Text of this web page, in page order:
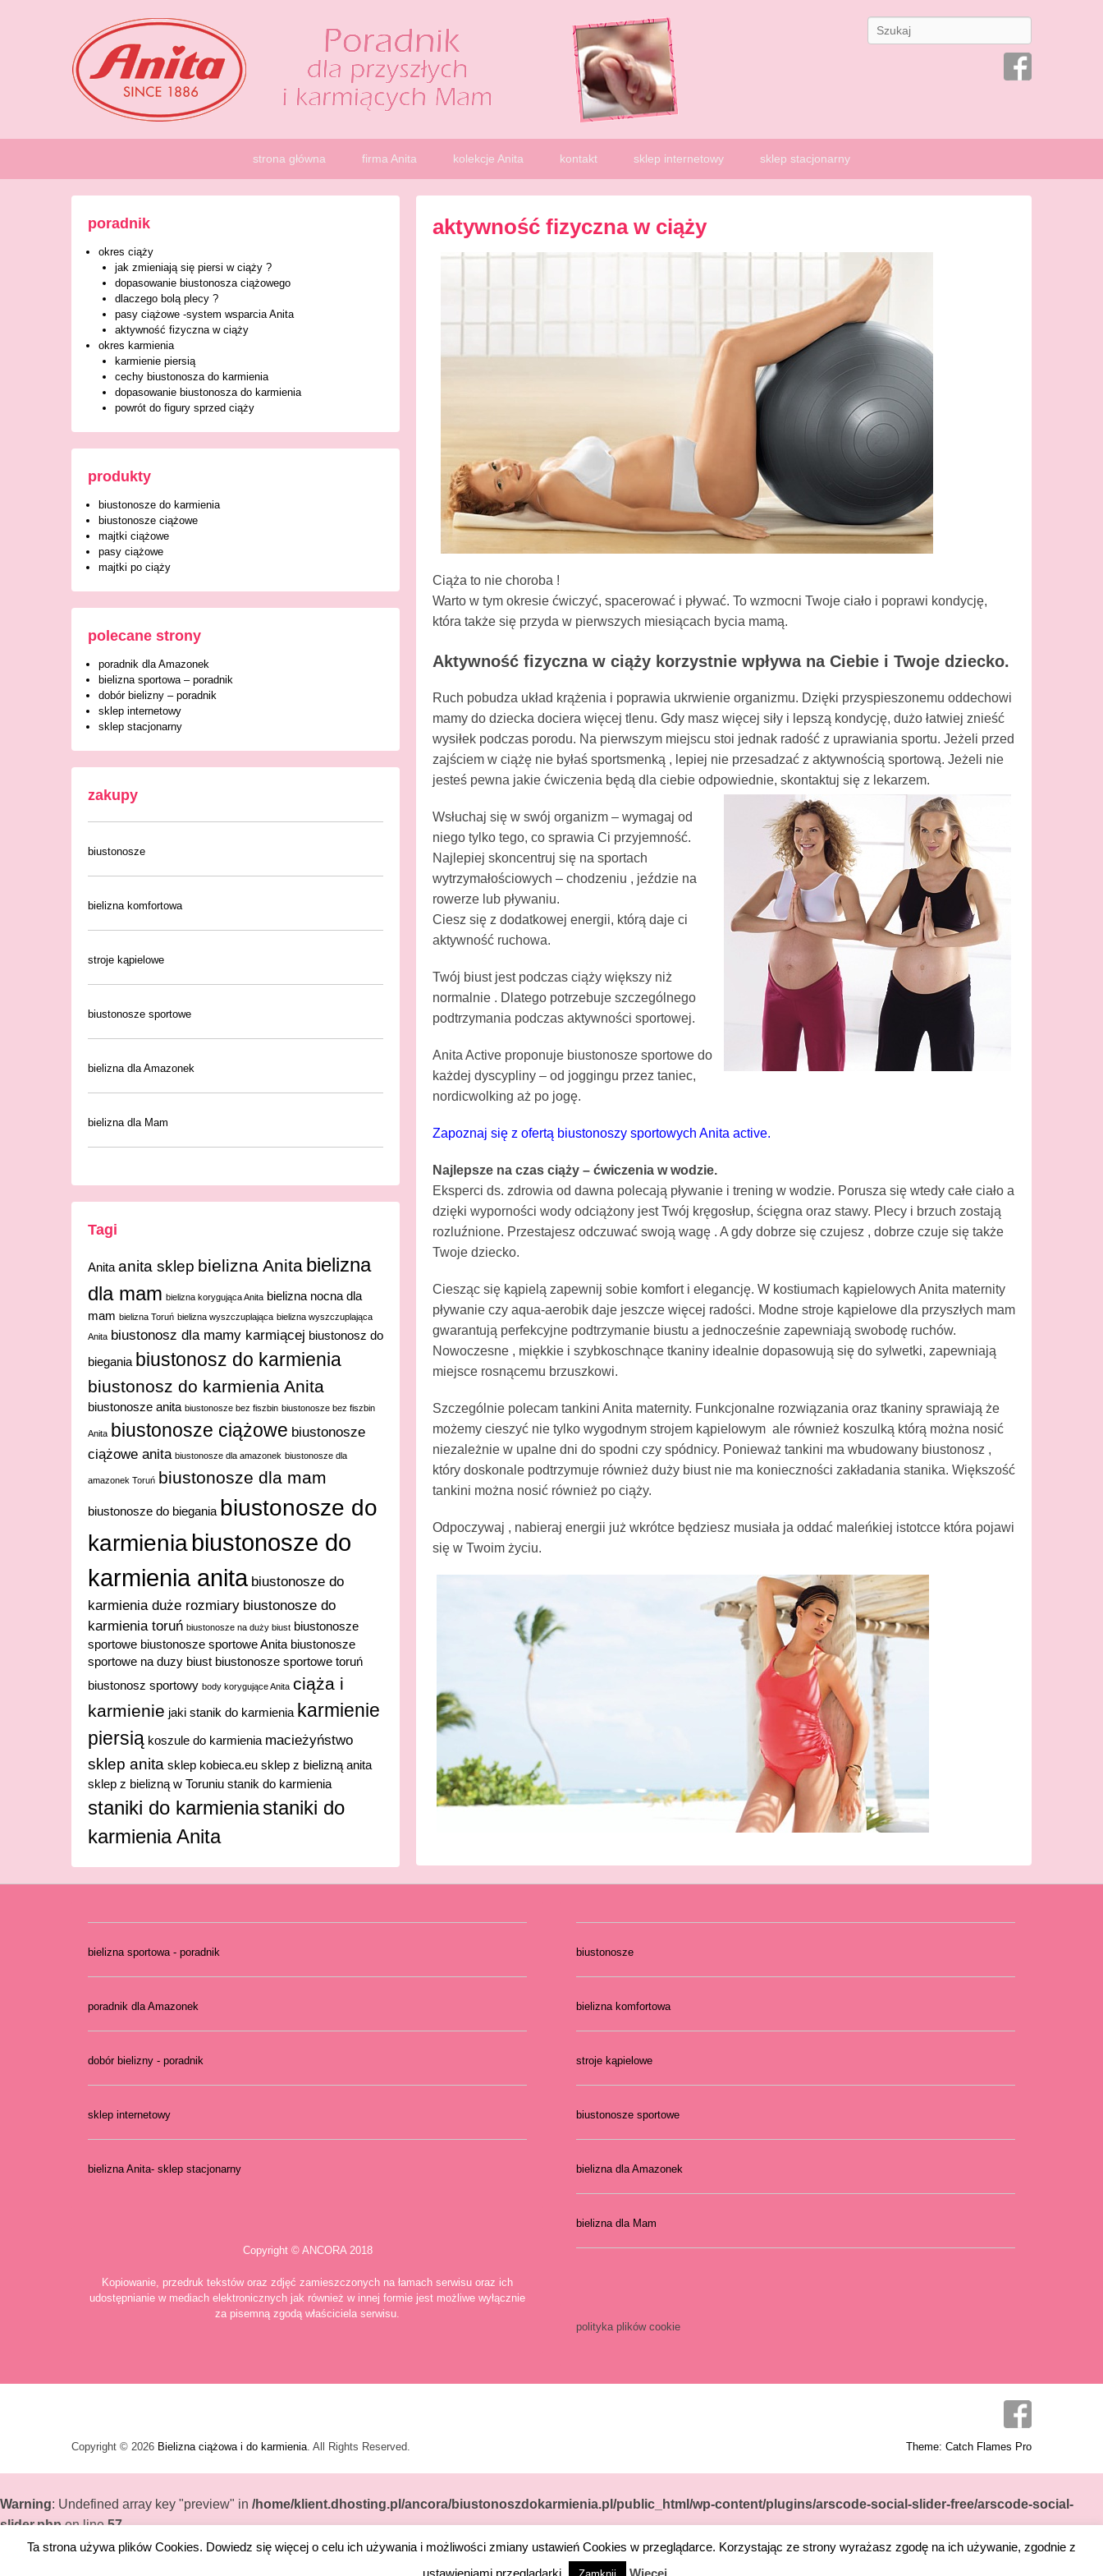
Bielizna ciążowa i do karmienia
Bielizna dla Mam
Search
strona główna firma Anita kolekcje Anita kontakt sklep internetowy sklep stacjonarny
aktywność fizyczna w ciąży
P
i
a
2
1
4
R
Ciąża to nie choroba !
Warto w tym okresie ćwiczyć, spacerować i pływać. To wzmocni Twoje ciało i poprawi kondycję,
która także się przyda w pierwszych miesiącach bycia mamą.
Aktywność fizyczna w ciąży korzystnie wpływa na Ciebie i Twoje dziecko.
Ruch pobudza układ krążenia i poprawia ukrwienie organizmu. Dzięki przyspieszonemu oddechowi
mamy do dziecka dociera więcej tlenu. Gdy masz więcej siły i lepszą kondycję, dużo łatwiej znieść
wysiłek podczas porodu. Na pierwszym miejscu stoi jednak radość z uprawiania sportu. Jeżeli przed
zajściem w ciążę nie byłaś sportsmenką , lepiej nie przesadzać z aktywnością sportową. Jeżeli nie
jesteś pewna jakie ćwiczenia będą dla ciebie odpowiednie, skontaktuj się z lekarzem.
Wsłuchaj się w swój organizm – wymagaj od
niego tylko tego, co sprawia Ci przyjemność.
Najlepiej skoncentruj się na sportach
wytrzymałościowych – chodzeniu , jeździe na
rowerze lub pływaniu.
Ciesz się z dodatkowej energii, którą daje ci
aktywność ruchowa.
Twój biust jest podczas ciąży większy niż
normalnie . Dlatego potrzebuje szczególnego
podtrzymania podczas aktywności sportowej.
Anita Active proponuje biustonosze sportowe do
każdej dyscypliny – od joggingu przez taniec,
nordicwolking aż po jogę.
Zapoznaj się z ofertą biustonoszy sportowych Anita active.
Najlepsze na czas ciąży – ćwiczenia w wodzie.
Eksperci ds. zdrowia od dawna polecają pływanie i trening w wodzie. Porusza się wtedy całe ciało a
dzięki wyporności wody odciążony jest Twój kręgosłup, ścięgna oraz stawy. Plecy i brzuch zostają
rozluźnione. Przestajesz odczuwać swoją wagę . A gdy dobrze się czujesz , dobrze czuje się także
Twoje dziecko.
Ciesząc się kąpielą zapewnij sobie komfort i elegancję. W kostiumach kąpielowych Anita maternity
pływanie czy aqua-aerobik daje jeszcze więcej radości. Modne stroje kąpielowe dla przyszłych mam
gwarantują perfekcyjne podtrzymanie biustu a jednocześnie zapewniają swobodę ruchów.
Nowoczesne , miękkie i szybkoschnące tkaniny idealnie dopasowują się do sylwetki, zapewniają
miejsce rosnącemu brzuszkowi.
Szczególnie polecam tankini Anita maternity. Funkcjonalne rozwiązania oraz tkaniny sprawiają że
możemy cieszyć nie tylko wygodnym strojem kąpielowym ale również koszulką którą można nosić
niezależnie w upalne dni do spodni czy spódnicy. Ponieważ tankini ma wbudowany biustonosz ,
który doskonale podtrzymuje również duży biust nie ma konieczności zakładania stanika. Większość
tankini można nosić również po ciąży.
Odpoczywaj , nabieraj energii już wkrótce będziesz musiała ja oddać maleńkiej istotcce która pojawi
się w Twoim życiu.
poradnik
okres ciąży
jak zmieniają się piersi w ciąży ?
dopasowanie biustonosza ciążowego
dlaczego bolą plecy ?
pasy ciążowe -system wsparcia Anita
aktywność fizyczna w ciąży
okres karmienia
karmienie piersią
cechy biustonosza do karmienia
dopasowanie biustonosza do karmienia
powrót do figury sprzed ciąży
produkty
biustonosze do karmienia
biustonosze ciążowe
majtki ciążowe
pasy ciążowe
majtki po ciąży
polecane strony
poradnik dla Amazonek
bielizna sportowa – poradnik
dobór bielizny – poradnik
sklep internetowy
sklep stacjonarny
zakupy
biustonosze
bielizna komfortowa
stroje kąpielowe
biustonosze sportowe
bielizna dla Amazonek
bielizna dla Mam
Tagi
Anita anita sklep bielizna Anita bielizna
dla mam bielizna korygująca Anita bielizna nocna dla
mam bielizna Toruń bielizna wyszczuplająca bielizna wyszczuplająca
Anita biustonosz dla mamy karmiącej biustonosz do
biegania biustonosz do karmienia
biustonosz do karmienia Anita
biustonosze anita biustonosze bez fiszbin biustonosze bez fiszbin
Anita biustonosze ciążowe biustonosze
ciążowe anita biustonosze dla amazonek biustonosze dla
amazonek Toruń biustonosze dla mam
biustonosze do biegania biustonosze do
karmieniabiustonosze do
karmienia anita biustonosze do
karmienia duże rozmiary biustonosze do
karmienia toruń biustonosze na duży biust biustonosze
sportowe biustonosze sportowe Anita biustonosze
sportowe na duzy biust biustonosze sportowe toruń
biustonosz sportowy body korygujące Anita ciąża i
karmienie jaki stanik do karmienia karmienie
piersią koszule do karmienia macieżyństwo
sklep anita sklep kobieca.eu sklep z bielizną anita
sklep z bielizną w Toruniu stanik do karmienia
staniki do karmieniastaniki do
karmienia Anita
bielizna sportowa - poradnik
poradnik dla Amazonek
dobór bielizny - poradnik
sklep internetowy
bielizna Anita- sklep stacjonarny
Copyright © ANCORA 2018
Kopiowanie, przedruk tekstów oraz zdjęć zamieszczonych na łamach serwisu oraz ich
udostępnianie w mediach elektronicznych jak również w innej formie jest możliwe wyłącznie
za pisemną zgodą właściciela serwisu.
biustonosze
bielizna komfortowa
stroje kąpielowe
biustonosze sportowe
bielizna dla Amazonek
bielizna dla Mam
polityka plików cookie
Copyright © 2026 Bielizna ciążowa i do karmienia. All Rights Reserved. Theme: Catch Flames Pro
Warning: Undefined array key "preview" in /home/klient.dhosting.pl/ancora/biustonoszdokarmienia.pl/public_html/wp-content/plugins/arscode-social-slider-free/arscode-social-
slider.phpon line57
/home/klient.dhosting.pl/ancora/biustonoszdokarmienia.pl/public_html/wp-content/plugins/arscode-social-slider-free/arscode-social-
Ta strona używa plików Cookies. Dowiedz się więcej o celu ich używania i możliwości zmiany ustawień Cookies w przeglądarce. Korzystając ze strony wyrażasz zgodę na ich używanie, zgodnie z
ustawieniami przeglądarki.
Więcej ...